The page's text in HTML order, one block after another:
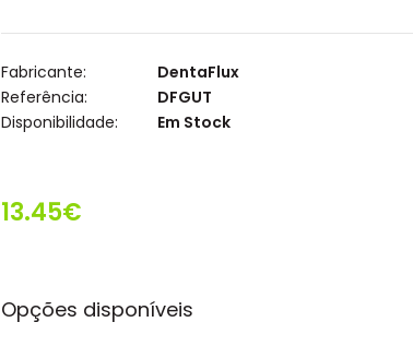
Fabricante:
DentaFlux
Referência:
DFGUT
Disponibilidade:
Em Stock
13.45€
Opções disponíveis